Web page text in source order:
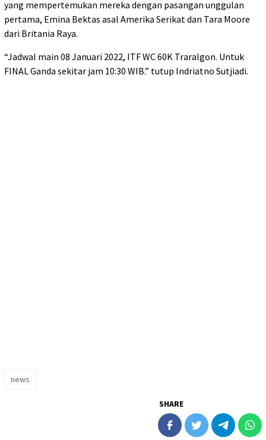
yang mempertemukan mereka dengan pasangan unggulan
pertama, Emina Bektas asal Amerika Serikat dan Tara Moore
dari Britania Raya.
“Jadwal main 08 Januari 2022, ITF WC 60K Traralgon. Untuk
FINAL Ganda sekitar jam 10:30 WIB.” tutup Indriatno Sutjiadi.
news
SHARE